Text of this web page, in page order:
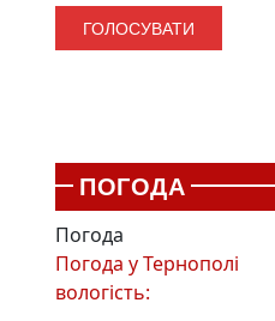
ПОГОДА
Погода
Погода уТернополі
вологість: